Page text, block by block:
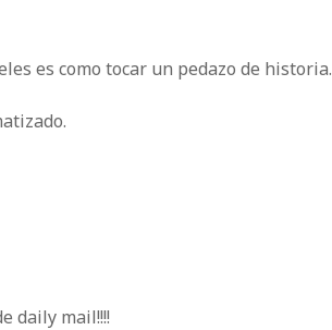
es como tocar un pedazo de historia.
daily mail!!!!